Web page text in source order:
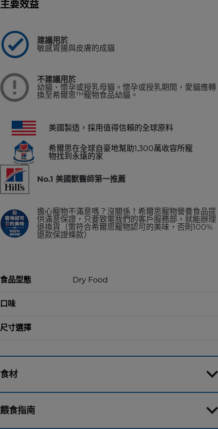
主要效益
建議用於
敏感胃腸與皮膚的成貓
不建議用於
幼貓、懷孕或授乳母貓。懷孕或授乳期間，愛貓應轉
換至希爾思™寵物食品幼貓。
美國製造，採用值得信賴的全球原料
希爾思在全球自豪地幫助1,300萬收容所寵
物找到永遠的家
No.1 美國獸醫師第一推薦
擔心寵物不滿意嗎？沒關係！希爾思寵物營養食品提
供滿意保證，只要致電我們的客戶服務部，就能辦理
退換貨（需符合希爾思寵物認可的美味，否則100%
退款保證條款）
食品型態 Dry Food
口味
尺寸選擇
食材
餵食指南